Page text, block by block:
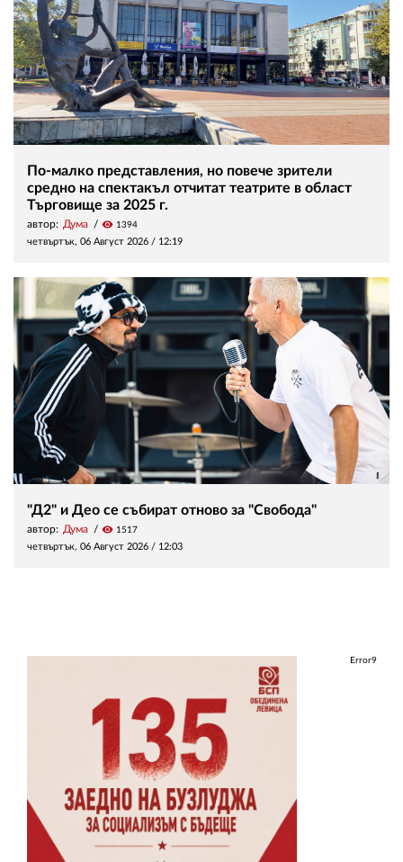
По-малко представления, но повече зрители
средно на спектакъл отчитат театрите в област
Търговище за 2025 г.
автор: Дума visibility 1394
четвъртък, 06 Август 2026 / 12:19
"Д2" и Део се събират отново за "Свобода"
автор: Дума visibility 1517
четвъртък, 06 Август 2026 / 12:03
Error9